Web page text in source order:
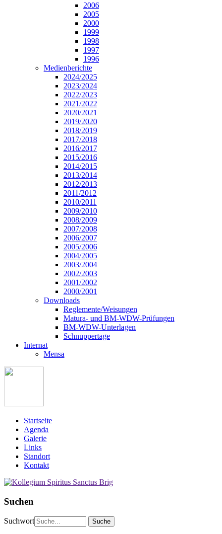
2006
2005
2000
1999
1998
1997
1996
Medienberichte
2024/2025
2023/2024
2022/2023
2021/2022
2020/2021
2019/2020
2018/2019
2017/2018
2016/2017
2015/2016
2014/2015
2013/2014
2012/2013
2011/2012
2010/2011
2009/2010
2008/2009
2007/2008
2006/2007
2005/2006
2004/2005
2003/2004
2002/2003
2001/2002
2000/2001
Downloads
Reglemente/Weisungen
Matura- und BM-WDW-Prüfungen
BM-WDW-Unterlagen
Schnuppertage
Internat
Mensa
Startseite
Agenda
Galerie
Links
Standort
Kontakt
Suchen
Suchwort